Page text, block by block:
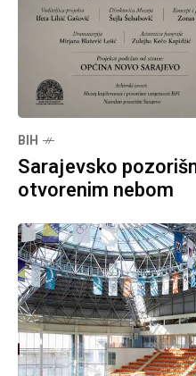
BIH
Sarajevsko
otvorenim nebom